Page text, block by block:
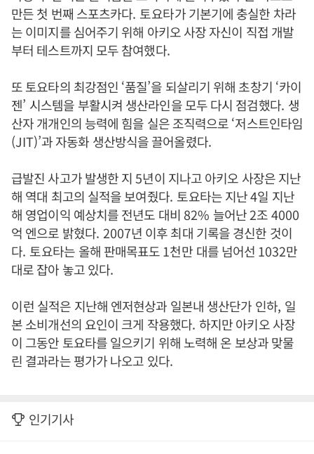
만든 첫 번째 스포츠카다. 토요타가 기본기에 충실한 차라
는 이미지를 심어주기 위해 아키오 사장 자신이 직접 개발
부터 테스트까지 모두 참여했다.
또 토요타의 최강점인 ‘품질’을 되살리기 위해 초창기 ‘카이
젠’ 시스템을 부활시켜 생산라인을 모두 다시 점검했다. 생
산자 개개인의 능력에 힘을 실은 조직력으로‘저스트인타임
(JIT)’과 자동화 생산방식을 끌어올렸다.
급발진 사고가 발생한 지5년이 지나고 아키오 사장은 지난
해 역대 최고의 실적을 보여줬다. 토요타는 지난4일 지난
해 영업이익 예상치를 전년도 대비82% 늘어난2조4000
억 엔으로 밝혔다. 2007년 이후 최대 기록을 경신한 것이
다. 토요타는 올해 판매목표도1천만 대를 넘어선 1032만
대로 잡아 놓고 있다.
이런 실적은 지난해 엔저현상과 일본내 생산단가 인하, 일
본 소비개선의 요인이 크게 작용했다. 하지만 아키오 사장
이 그동안 토요타를 일으키기 위해 노력해 온 보상과 맞물
린 결과라는 평가가 나오고 있다.
인기기사